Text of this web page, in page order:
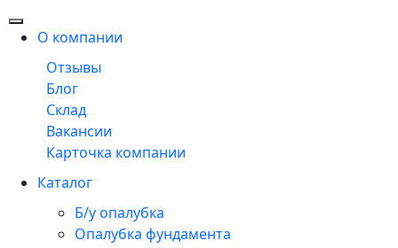
О компании
Отзывы
Блог
Склад
Вакансии
Карточка компании
Каталог
Б/у опалубка
Опалубка фундамента